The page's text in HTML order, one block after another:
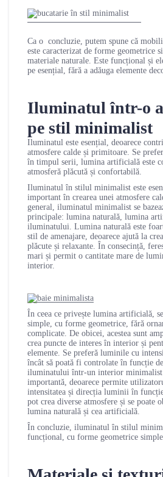
Ca o concluzie, putem spune că
este caracterizat de forme geometrice
materiale naturale. Este funcțional și
pe esențial, fără a adăuga elemente
Iluminatul într-o
pe stil minimalist
Iluminatul este esențial, deoarece
atmosfere calde și primitoare. Se
în timpul serii, lumina artificială este
atmosferă plăcută și confortabilă.
Iluminatul în stilul minimalist este
important în crearea unei atmosfere
general, iluminatul minimalist se
principale: lumina naturală, lumina
iluminatului. Lumina naturală este
stil de amenajare, deoarece ajută la
plăcute și relaxante. În consecință,
mari și permit o cantitate mare de
interior.
În ceea ce privește lumina artificială,
simple, cu forme geometrice, fără
complicate. De obicei, acestea sunt
crea puncte de interes în interior și
elemente. Se preferă luminile cu
încât să poată fi controlate în funcție
iluminatului într-un interior minimalist
importantă, deoarece permite
intensitatea și direcția luminii în
pot crea diverse atmosfere și se poate
lumina naturală și cea artificială.
În concluzie, iluminatul în stilul
funcțional, cu forme geometrice